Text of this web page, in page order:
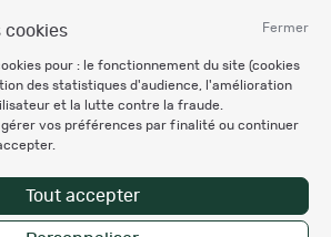
Fermer
cookies
pour : le fonctionnement du site (cookies
des statistiques d'audience, l'amélioration
et la lutte contre la fraude.
gérer vos préférences par finalité ou continuer
Tout accepter
d'utilisation